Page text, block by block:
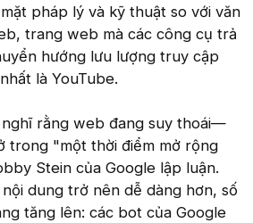
pháp lý và kỹ thuật so với văn
trang web mà các công cụ trả
hướng lưu lượng truy cập
là YouTube.
nghĩ rằng web đang suy thoái—
trong "một thời điểm mở rộng
Stein của Google lập luận.
dung trở nên dễ dàng hơn, số
tăng lên: các bot của Google